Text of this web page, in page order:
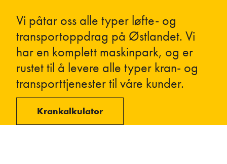
Vi påtar oss alle typer løfte- og
transportoppdrag på Østlandet. Vi
har en komplett maskinpark, og er
rustet til å levere alle typer kran- og
transporttjenester til våre kunder.
Krankalkulator